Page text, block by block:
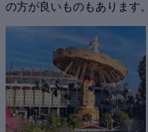
の方が良いものもあります。